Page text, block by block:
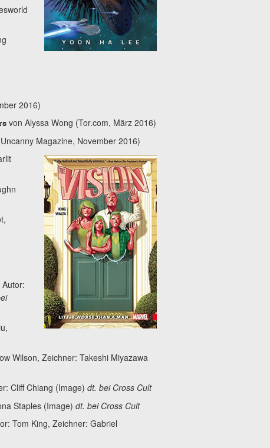
2016)
von Alyssa Wong (Tor.com, März 2016)
Magazine, November 2016)
Autor:
Wilson, Zeichner: Takeshi Miyazawa
Cliff Chiang (Image) dt. bei Cross Cult
Staples (Image) dt. bei Cross Cult
Tom King, Zeichner: Gabriel